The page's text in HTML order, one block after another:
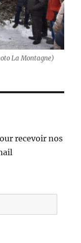
La Montagne)
recevoir nos